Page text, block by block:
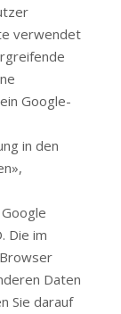
verwendet
Google-
in den
Die im
Daten
Sie darauf